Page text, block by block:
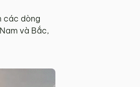
các dòng
và Bắc,